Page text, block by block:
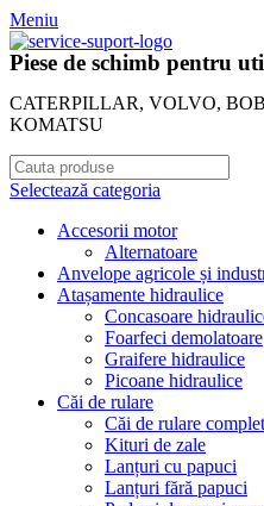
Meniu
Piese de schimb pentru
CATERPILLAR, VOLVO,
KOMATSU
Selectează categoria
Accesorii motor
Alternatoare
Anvelope agricole și
Atașamente hidraulice
Concasoare
Foarfeci demolatoare
Graifere hidraulice
Picoane hidraulice
Căi de rulare
Căi de rulare
Kituri de zale
Lanțuri cu papuci
Lanțuri fără papuci